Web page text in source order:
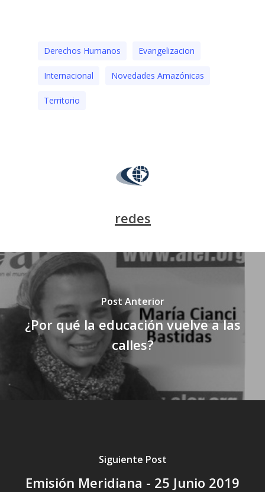
Derechos Humanos Evangelizacion
Internacional Novedades Amazónicas
Territorio
redes
Post Anterior
¿Por qué la educación vuelve a las
calles?
Siguiente Post
Emisión Meridiana - 25 Junio 2019